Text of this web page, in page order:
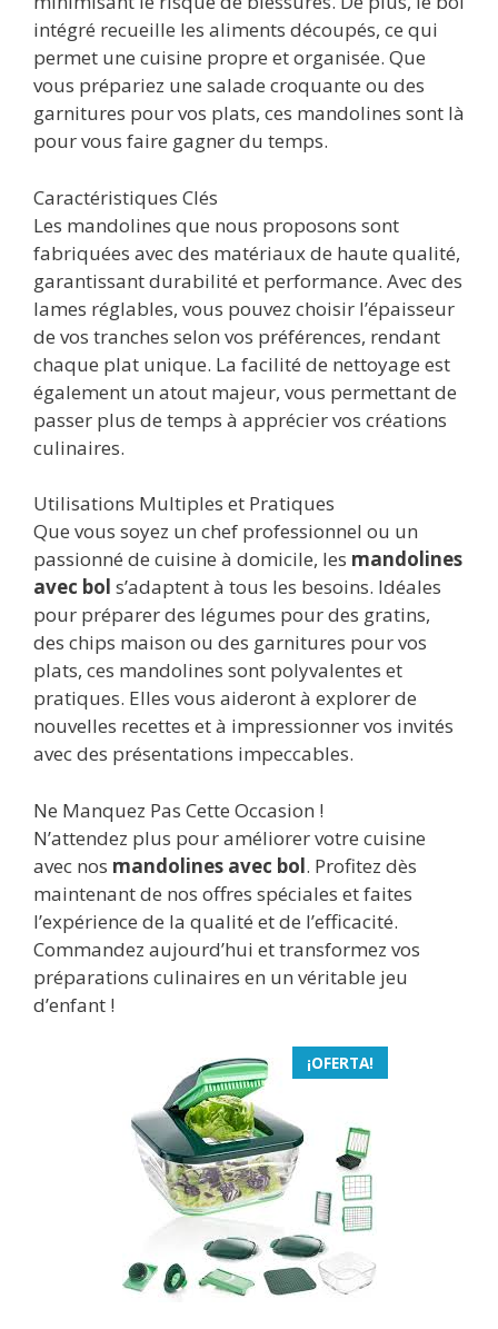
intégré recueille les aliments découpés, ce qui
permet une cuisine propre et organisée. Que
vous prépariez une salade croquante ou des
garnitures pour vos plats, ces mandolines sont là
pour vous faire gagner du temps.
Caractéristiques Clés
Les mandolines que nous proposons sont
fabriquées avec des matériaux de haute qualité,
garantissant durabilité et performance. Avec des
lames réglables, vous pouvez choisir l’épaisseur
de vos tranches selon vos préférences, rendant
chaque plat unique. La facilité de nettoyage est
également un atout majeur, vous permettant de
passer plus de temps à apprécier vos créations
culinaires.
Utilisations Multiples et Pratiques
Que vous soyez un chef professionnel ou un
passionné de cuisine à domicile, les mandolines
avec bol s’adaptent à tous les besoins. Idéales
pour préparer des légumes pour des gratins,
des chips maison ou des garnitures pour vos
plats, ces mandolines sont polyvalentes et
pratiques. Elles vous aideront à explorer de
nouvelles recettes et à impressionner vos invités
avec des présentations impeccables.
Ne Manquez Pas Cette Occasion !
N’attendez plus pour améliorer votre cuisine
avec nos mandolines avec bol. Profitez dès
maintenant de nos offres spéciales et faites
l’expérience de la qualité et de l’efficacité.
Commandez aujourd’hui et transformez vos
préparations culinaires en un véritable jeu
d’enfant !
¡OFERTA!